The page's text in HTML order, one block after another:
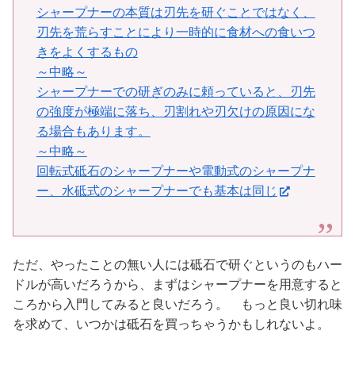
シャープナーの本質は刃先を研ぐことではなく、
刃先を荒らすことにより一時的に食材への食いつ
きをよくするもの
～中略～
シャープナーでの研ぎのみに頼っていると、刃先
の強度が極端に落ち、刃割れや刃欠けの原因にな
る場合もあります。
～中略～
回転式砥石のシャープナーや電動式のシャープナ
ー、水砥式のシャープナーでも基本は同じ
ただ、やったことの無い人には砥石で研ぐというのもハー
ドルが高いだろうから、まずはシャープナーを用意すると
ころから入門してみると良いだろう。 もっと良い切れ味
を求めて、いつかは砥石を買っちゃうかもしれないよ。